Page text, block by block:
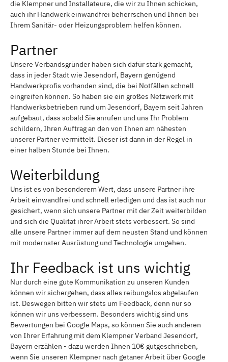
die Klempner und Installateure, die wir zu Ihnen schicken,
auch ihr Handwerk einwandfrei beherrschen und Ihnen bei
Ihrem Sanitär- oder Heizungsproblem helfen können.
Partner
Unsere Verbandsgründer haben sich dafür stark gemacht,
dass in jeder Stadt wie Jesendorf, Bayern genügend
Handwerkprofis vorhanden sind, die bei Notfällen schnell
eingreifen können. So haben sie ein großes Netzwerk mit
Handwerksbetrieben rund um Jesendorf, Bayern seit Jahren
aufgebaut, dass sobald Sie anrufen und uns Ihr Problem
schildern, Ihren Auftrag an den von Ihnen am nähesten
unserer Partner vermittelt. Dieser ist dann in der Regel in
einer halben Stunde bei Ihnen.
Weiterbildung
Uns ist es von besonderem Wert, dass unsere Partner ihre
Arbeit einwandfrei und schnell erledigen und das ist auch nur
gesichert, wenn sich unsere Partner mit der Zeit weiterbilden
und sich die Qualität ihrer Arbeit stets verbessert. So sind
alle unsere Partner immer auf dem neusten Stand und können
mit modernster Ausrüstung und Technologie umgehen.
Ihr Feedback ist uns wichtig
Nur durch eine gute Kommunikation zu unseren Kunden
können wir sichergehen, dass alles reibungslos abgelaufen
ist. Deswegen bitten wir stets um Feedback, denn nur so
können wir uns verbessern. Besonders wichtig sind uns
Bewertungen bei Google Maps, so können Sie auch anderen
von Ihrer Erfahrung mit dem Klempner Verband Jesendorf,
Bayern erzählen - dazu werden Ihnen 10€ gutgeschrieben,
wenn Sie unseren Klempner nach getaner Arbeit über Google